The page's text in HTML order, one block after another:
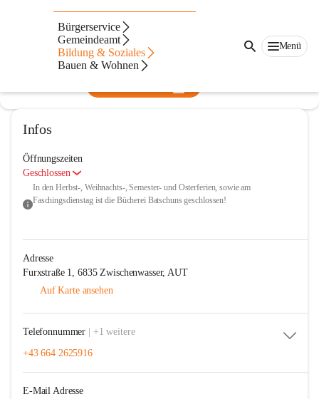
Bürgerservice
Gemeindeamt
Bildung & Soziales
Bauen & Wohnen
Menü
Bücherei Batschuns
@bucherei-batschuns
Bibliothek
Infos
Öffnungszeiten
Geschlossen
In den Herbst-, Weihnachts-, Semester- und Osterferien, sowie am
Faschingsdienstag ist die Bücherei Batschuns geschlossen!
Adresse
Furxstraße 1, 6835 Zwischenwasser, AUT
Auf Karte ansehen
Telefonnummer | +1 weitere
+43 664 2625916
E-Mail Adresse